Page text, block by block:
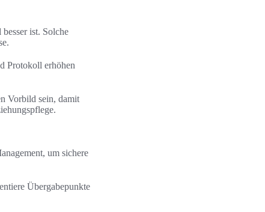
ist. Solche
Protokoll erhöhen
Vorbild sein, damit
um sichere
Übergabepunkte